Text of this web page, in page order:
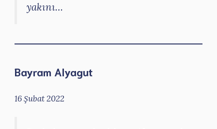
yakını…
Bayram Alyagut
16 Şubat 2022